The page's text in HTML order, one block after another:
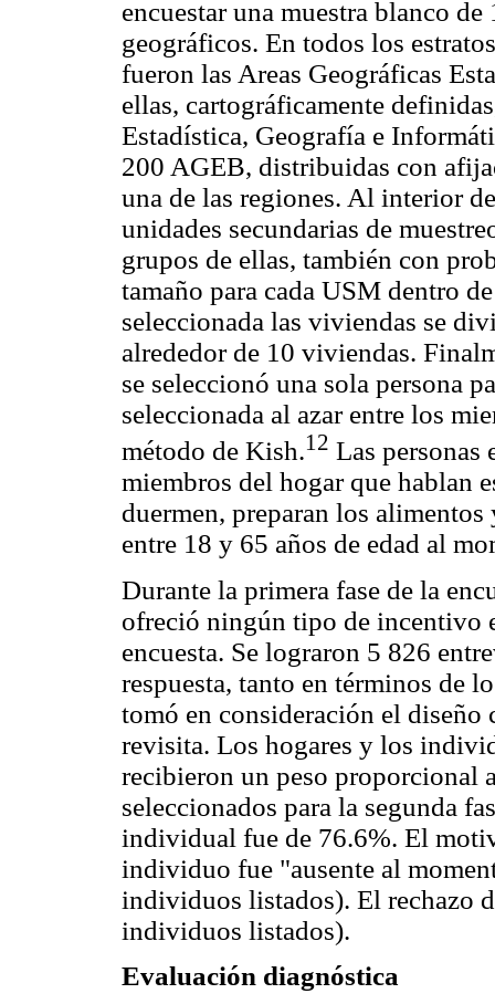
encuestar una muestra blanco
geográficos. En todos los
fueron las Areas Geográficas
ellas, cartográficamente
Estadística, Geografía e
200 AGEB, distribuidas con
una de las regiones. Al interior
unidades secundarias de
grupos de ellas, también con
tamaño para cada USM dentro
seleccionada las viviendas se
alrededor de 10 viviendas.
se seleccionó una sola persona
seleccionada al azar entre los
método de Kish.12 Las personas
miembros del hogar que hablan
duermen, preparan los
entre 18 y 65 años de edad al
Durante la primera fase de la
ofreció ningún tipo de incentivo
encuesta. Se lograron 5 826
respuesta, tanto en términos de
tomó en consideración el diseño
revisita. Los hogares y los
recibieron un peso proporcional
seleccionados para la segunda
individual fue de 76.6%. El
individuo fue "ausente al
individuos listados). El rechazo
individuos listados).
Evaluación diagnóstica